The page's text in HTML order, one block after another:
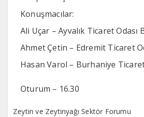
Konuşmacılar:
Ali Uçar – Ayvalık Ticaret Odası
Ahmet Çetin – Edremit Ticaret
Hasan Varol – Burhaniye Ticaret
Oturum – 16.30
Zeytin ve Zeytinyağı Sektör Forumu